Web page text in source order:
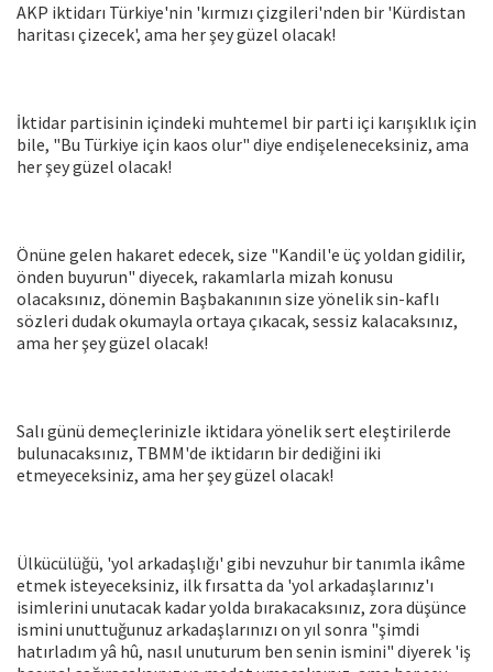
AKP iktidarı Türkiye'nin 'kırmızı çizgileri'nden bir 'Kürdistan
haritası çizecek', ama her şey güzel olacak!
İktidar partisinin içindeki muhtemel bir parti içi karışıklık için
bile, "Bu Türkiye için kaos olur" diye endişeleneceksiniz, ama
her şey güzel olacak!
Önüne gelen hakaret edecek, size "Kandil'e üç yoldan gidilir,
önden buyurun" diyecek, rakamlarla mizah konusu
olacaksınız, dönemin Başbakanının size yönelik sin-kaflı
sözleri dudak okumayla ortaya çıkacak, sessiz kalacaksınız,
ama her şey güzel olacak!
Salı günü demeçlerinizle iktidara yönelik sert eleştirilerde
bulunacaksınız, TBMM'de iktidarın bir dediğini iki
etmeyeceksiniz, ama her şey güzel olacak!
Ülkücülüğü, 'yol arkadaşlığı' gibi nevzuhur bir tanımla ikâme
etmek isteyeceksiniz, ilk fırsatta da 'yol arkadaşlarınız'ı
isimlerini unutacak kadar yolda bırakacaksınız, zora düşünce
ismini unuttuğunuz arkadaşlarınızı on yıl sonra "şimdi
hatırladım yâ hû, nasıl unuturum ben senin ismini" diyerek 'iş